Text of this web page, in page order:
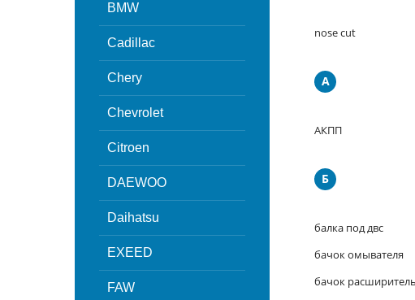
BMW
Cadillac
Chery
Chevrolet
Citroen
DAEWOO
Daihatsu
EXEED
FAW
nose cut
А
АКПП
Б
балка под двс
бачок омывателя
бачок